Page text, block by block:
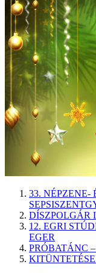
33. NÉPZENE-
DÍSZPOLGÁR
12. EGRI
EGER
PRÓBATÁNC